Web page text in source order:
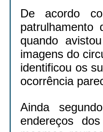
De acordo
patrulhamento
quando
imagens do
identificou os
ocorrência
Ainda
endereços